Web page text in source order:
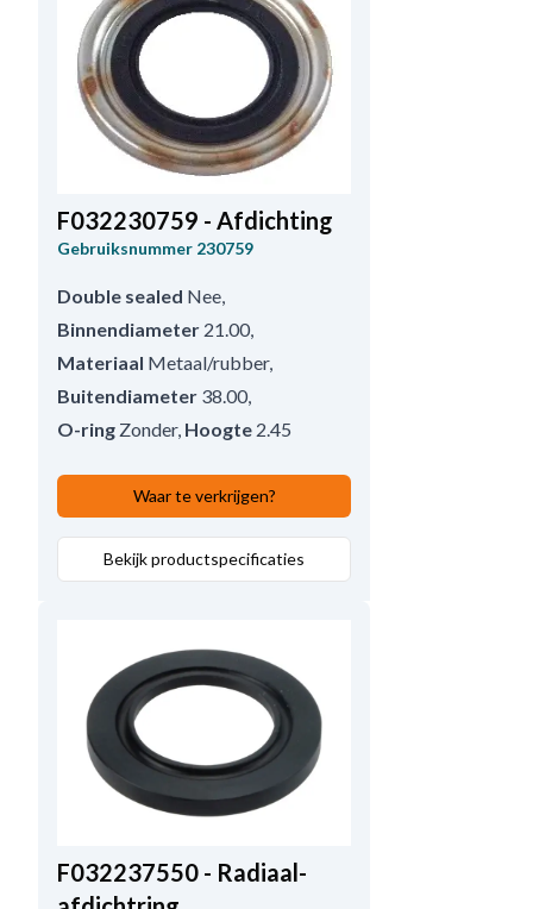
F032230759 - Afdichting
Gebruiksnummer 230759
Double sealed Nee,
Binnendiameter 21.00,
Materiaal Metaal/rubber,
Buitendiameter 38.00,
O-ring Zonder, Hoogte 2.45
Waar te verkrijgen?
Bekijk productspecificaties
F032237550 - Radiaal-